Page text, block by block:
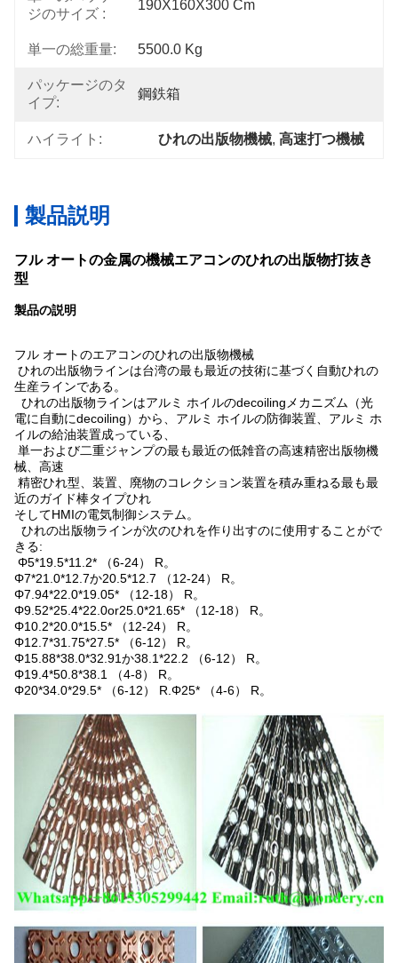
ジのサイズ :
190X160X300 Cm
単一の総重量: 5500.0 Kg
パッケージのタ
イプ:
鋼鉄箱
ハイライト: ひれの出版物機械, 高速打つ機械
製品説明
フル オートの金属の機械エアコンのひれの出版物打抜き
型
製品の説明
フル オートのエアコンのひれの出版物機械
ひれの出版物ラインは台湾の最も最近の技術に基づく自動ひれの
生産ラインである。
ひれの出版物ラインはアルミ ホイルのdecoilingメカニズム（光
電に自動にdecoiling）から、アルミ ホイルの防御装置、アルミ ホ
イルの給油装置成っている、
単一および二重ジャンプの最も最近の低雑音の高速精密出版物機
械、高速
精密ひれ型、装置、廃物のコレクション装置を積み重ねる最も最
近のガイド棒タイプひれ
そしてHMIの電気制御システム。
ひれの出版物ラインが次のひれを作り出すのに使用することがで
きる:
Φ5*19.5*11.2* （6-24） R。
Φ7*21.0*12.7か20.5*12.7 （12-24） R。
Φ7.94*22.0*19.05* （12-18） R。
Φ9.52*25.4*22.0or25.0*21.65* （12-18） R。
Φ10.2*20.0*15.5* （12-24） R。
Φ12.7*31.75*27.5* （6-12） R。
Φ15.88*38.0*32.91か38.1*22.2 （6-12） R。
Φ19.4*50.8*38.1 （4-8） R。
Φ20*34.0*29.5* （6-12） R.Φ25* （4-6） R。